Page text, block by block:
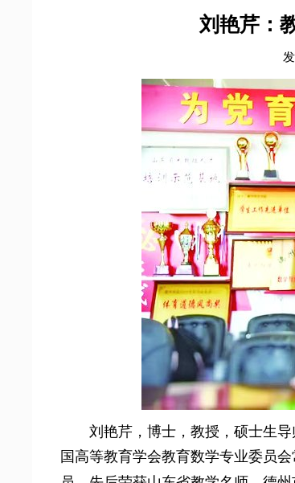
刘艳芹：
刘艳芹，博士，教授，硕士生
国高等教育学会教育数学专业委员